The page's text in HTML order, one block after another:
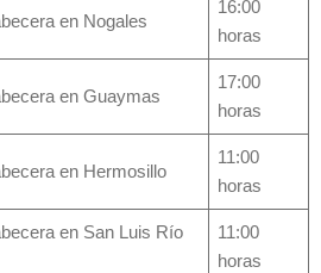
en Nogales
16:00
horas
en Guaymas
17:00
horas
en Hermosillo
11:00
horas
en San Luis Río
11:00
horas